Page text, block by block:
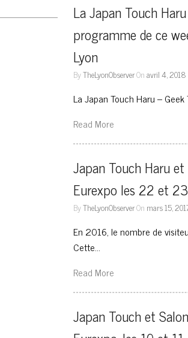
La Japan Touch
programme de ce
Lyon
ByTheLyonObserverOnavril 4, 2018
La Japan Touch Haru –
Read More
Japan Touch Haru
Eurexpo les 22 et
ByTheLyonObserverOn mars 15,
En 2016, le nombre de
Cette…
Read More
Japan Touch et